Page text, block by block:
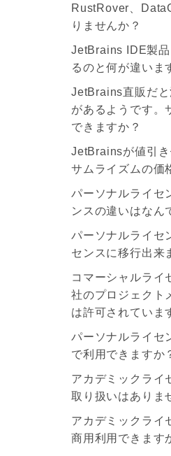
RustRover、
りませんか？
JetBrains IDE製
るのと何が違いま
JetBrains直販だ
があるようです。
できますか？
JetBrainsが値引
サムライズムの価
パーソナルライセ
ンスの違いはなん
パーソナルライセ
センスに移行出来
コマーシャルライ
社のプロジェクト
は許可されていま
パーソナルライセ
で利用できますか
アカデミックライ
取り扱いはありま
アカデミックライ
商用利用できます